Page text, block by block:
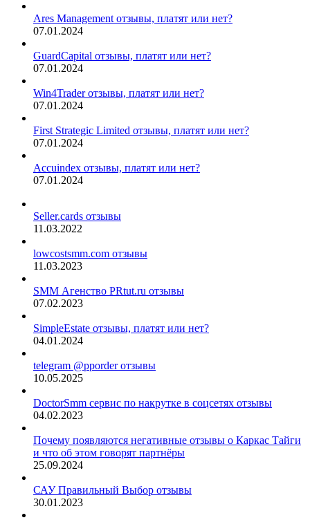
Ares Management отзывы, платят или нет?
07.01.2024
GuardCapital отзывы, платят или нет?
07.01.2024
Win4Trader отзывы, платят или нет?
07.01.2024
First Strategic Limited отзывы, платят или нет?
07.01.2024
Accuindex отзывы, платят или нет?
07.01.2024
Seller.cards отзывы
11.03.2022
lowcostsmm.com отзывы
11.03.2023
SMM Агенство PRtut.ru отзывы
07.02.2023
SimpleEstate отзывы, платят или нет?
04.01.2024
telegram @pporder отзывы
10.05.2025
DoctorSmm сервис по накрутке в соцсетях отзывы
04.02.2023
Почему появляются негативные отзывы о Каркас Тайги
и что об этом говорят партнёры
25.09.2024
САУ Правильный Выбор отзывы
30.01.2023